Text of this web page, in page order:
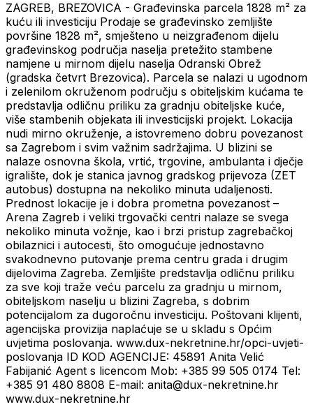
ZAGREB, BREZOVICA - Građevinska parcela 1828 m² za
kuću ili investiciju Prodaje se građevinsko zemljište
površine 1828 m², smješteno u neizgrađenom dijelu
građevinskog područja naselja pretežito stambene
namjene u mirnom dijelu naselja Odranski Obrež
(gradska četvrt Brezovica). Parcela se nalazi u ugodnom
i zelenilom okruženom području s obiteljskim kućama te
predstavlja odličnu priliku za gradnju obiteljske kuće,
više stambenih objekata ili investicijski projekt. Lokacija
nudi mirno okruženje, a istovremeno dobru povezanost
sa Zagrebom i svim važnim sadržajima. U blizini se
nalaze osnovna škola, vrtić, trgovine, ambulanta i dječje
igralište, dok je stanica javnog gradskog prijevoza (ZET
autobus) dostupna na nekoliko minuta udaljenosti.
Prednost lokacije je i dobra prometna povezanost –
Arena Zagreb i veliki trgovački centri nalaze se svega
nekoliko minuta vožnje, kao i brzi pristup zagrebačkoj
obilaznici i autocesti, što omogućuje jednostavno
svakodnevno putovanje prema centru grada i drugim
dijelovima Zagreba. Zemljište predstavlja odličnu priliku
za sve koji traže veću parcelu za gradnju u mirnom,
obiteljskom naselju u blizini Zagreba, s dobrim
potencijalom za dugoročnu investiciju. Poštovani klijenti,
agencijska provizija naplaćuje se u skladu s Općim
uvjetima poslovanja. www.dux-nekretnine.hr/opci-uvjeti-
poslovanja ID KOD AGENCIJE: 45891 Anita Velić
Fabijanić Agent s licencom Mob: +385 99 505 0174 Tel:
+385 91 480 8808 E-mail: anita@dux-nekretnine.hr
www.dux-nekretnine.hr